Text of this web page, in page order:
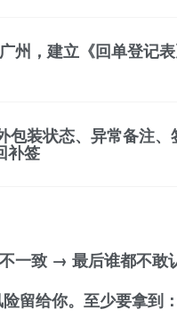
州，建立《回单登记
包装状态、异常备注、
补签
一致 → 最后谁都不敢
险留给你。至少要拿到：